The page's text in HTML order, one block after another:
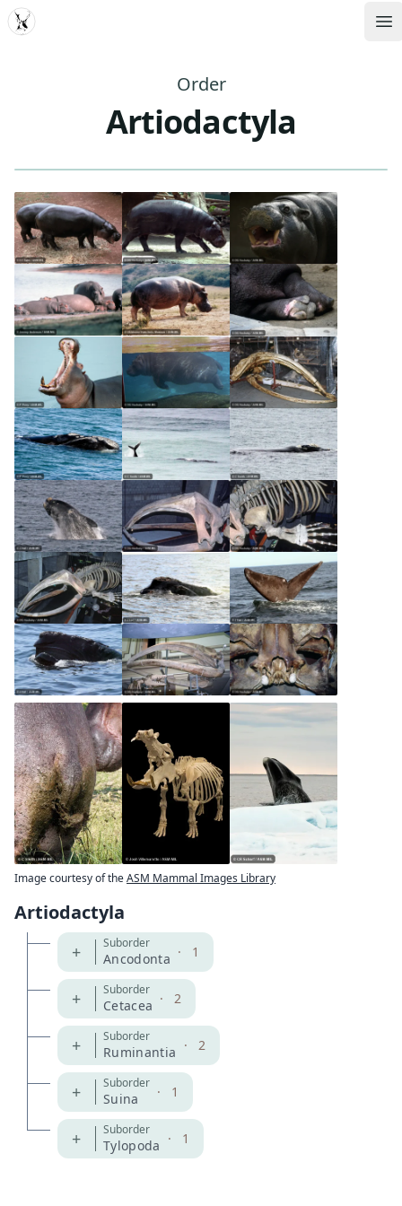
MDD
Order
Artiodactyla
Image courtesy of theASM Mammal Images Library
Artiodactyla
+ Suborder
Ancodonta · 1
+ Suborder
Cetacea · 2
+ Suborder
Ruminantia · 2
+ Suborder
Suina · 1
+ Suborder
Tylopoda · 1